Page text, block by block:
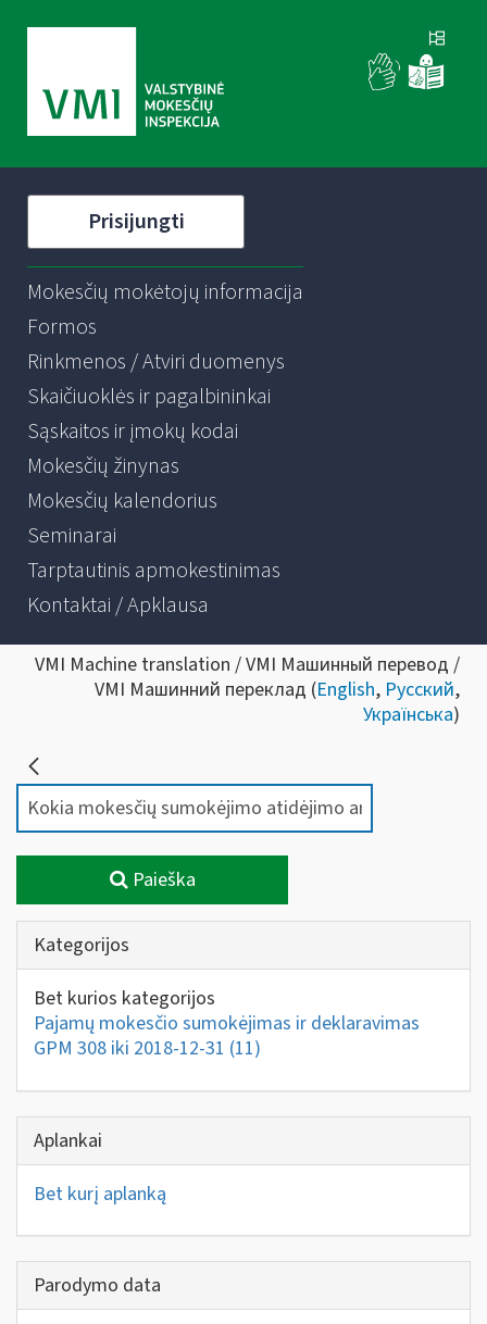
Prisijungti
Mokesčių mokėtojų informacija
Formos
Rinkmenos / Atviri duomenys
Skaičiuoklės ir pagalbininkai
Sąskaitos ir įmokų kodai
Mokesčių žinynas
Mokesčių kalendorius
Seminarai
Tarptautinis apmokestinimas
Kontaktai / Apklausa
VMI Machine translation / VMI Машинный перевод /
VMI Машинний переклад (English, Русский,
Українська)
Paieška
Kategorijos
Bet kurios kategorijos
Pajamų mokesčio sumokėjimas ir deklaravimas
GPM 308 iki 2018-12-31 (11)
Aplankai
Bet kurį aplanką
Parodymo data